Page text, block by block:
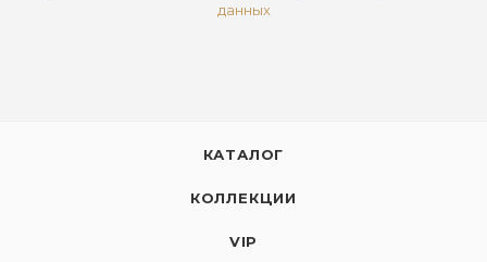
данных
КАТАЛОГ
КОЛЛЕКЦИИ
VIP